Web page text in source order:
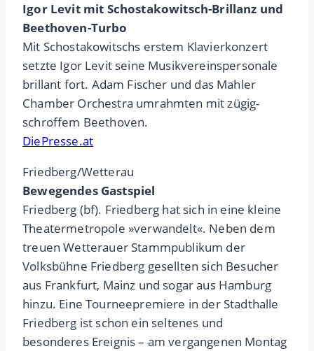
Igor Levit mit Schostakowitsch-Brillanz und
Beethoven-Turbo
Mit Schostakowitschs erstem Klavierkonzert
setzte Igor Levit seine Musikvereinspersonale
brillant fort. Adam Fischer und das Mahler
Chamber Orchestra umrahmten mit zügig-
schroffem Beethoven.
DiePresse.at
Friedberg/Wetterau
Bewegendes Gastspiel
Friedberg (bf). Friedberg hat sich in eine kleine
Theatermetropole »verwandelt«. Neben dem
treuen Wetterauer Stammpublikum der
Volksbühne Friedberg gesellten sich Besucher
aus Frankfurt, Mainz und sogar aus Hamburg
hinzu. Eine Tourneepremiere in der Stadthalle
Friedberg ist schon ein seltenes und
besonderes Ereignis – am vergangenen Montag